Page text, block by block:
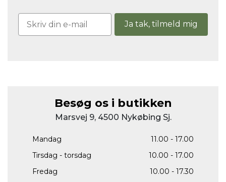
Ja tak, tilmeld mig
Besøg os i butikken
Marsvej 9, 4500 Nykøbing Sj.
Mandag
11.00 - 17.00
Tirsdag - torsdag
10.00 - 17.00
Fredag
10.00 - 17.30